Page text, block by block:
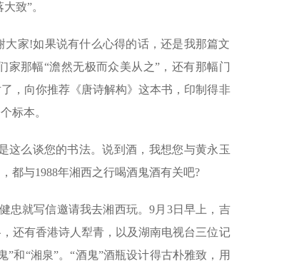
致”。
家!如果说有什么心得的话，还是我那篇文
那幅“澹然无极而众美从之”，还有那幅门
，向你推荐《唐诗解构》这本书，印制得非
标本。
么谈您的书法。说到酒，我想您与黄永玉
都与1988年湘西之行喝酒鬼酒有关吧?
就写信邀请我去湘西玩。9月3日早上，吉
还有香港诗人犁青，以及湖南电视台三位记
和“湘泉”。“酒鬼”酒瓶设计得古朴雅致，用